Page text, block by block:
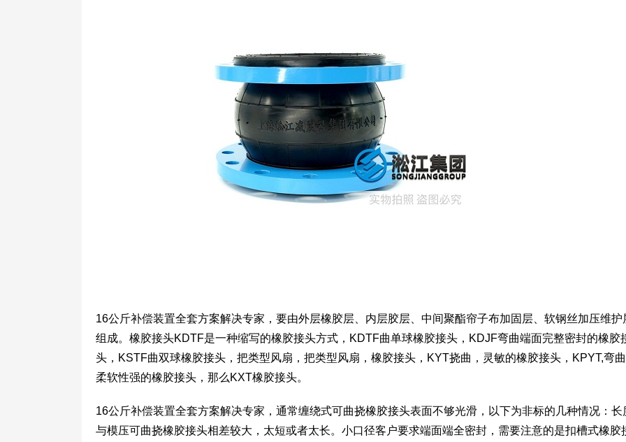
16公斤补偿装置全套方案解决专家，要由外层橡胶层、内层胶层、中间聚酯帘子布加固层、软钢丝加压维护
组成。橡胶接头KDTF是一种缩写的橡胶接头方式，KDTF曲单球橡胶接头，KDJF弯曲端面完整密封的橡胶
头，KSTF曲双球橡胶接头，把类型风扇，把类型风扇，橡胶接头，KYT挠曲，灵敏的橡胶接头，KPYT,弯曲
柔软性强的橡胶接头，那么KXT橡胶接头。
16公斤补偿装置全套方案解决专家，通常缠绕式可曲挠橡胶接头表面不够光滑，以下为非标的几种情况：长
与模压可曲挠橡胶接头相差较大，太短或者太长。小口径客户要求端面端全密封，需要注意的是扣槽式橡胶